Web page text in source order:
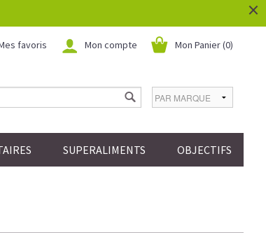
×
Mon Panier (0)
Mon compte
favoris
SUPERALIMENTS OBJECTIFS